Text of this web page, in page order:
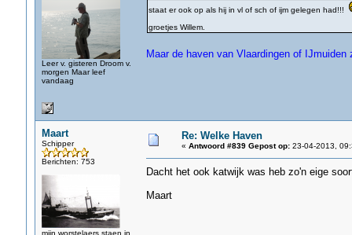
Leer v. gisteren Droom v.
morgen Maar leef
vandaag
staat er ook op als hij in vl of sch of ijm gelegen had!!!
groetjes Willem.
Maar de haven van Vlaardingen of
Maart
Schipper
Berichten: 753
mijn worstelaers staen in
Re: Welke Haven
« Antwoord #839 Gepost op:23-04-2013,
Dacht het ook katwijk was heb zo'n eige
Maart